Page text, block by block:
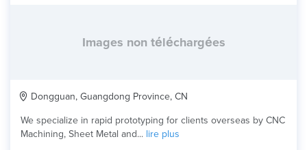
Images non téléchargées
Dongguan, Guangdong Province, CN
We specialize in rapid prototyping for clients overseas by CNC
Machining, Sheet Metal and... lire plus